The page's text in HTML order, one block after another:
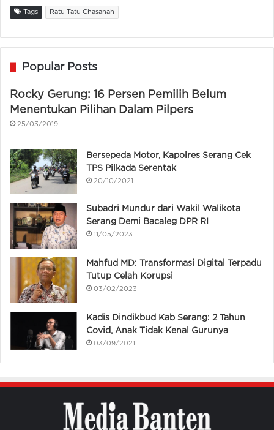
Tags Ratu Tatu Chasanah
Popular Posts
Rocky Gerung: 16 Persen Pemilih Belum
Menentukan Pilihan Dalam Pilpers
25/03/2019
Bersepeda Motor, Kapolres Serang Cek
TPS Pilkada Serentak
20/10/2021
Subadri Mundur dari Wakil Walikota
Serang Demi Bacaleg DPR RI
11/05/2023
Mahfud MD: Transformasi Digital Terpadu
Tutup Celah Korupsi
03/02/2023
Kadis Dindikbud Kab Serang: 2 Tahun
Covid, Anak Tidak Kenal Gurunya
03/09/2021